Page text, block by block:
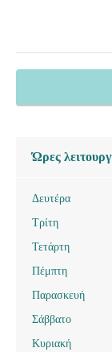
Ώρες
Δευτέρα
Τρίτη
Τετάρτη
Πέμπτη
Παρασκευή
Σάββατο
Κυριακή